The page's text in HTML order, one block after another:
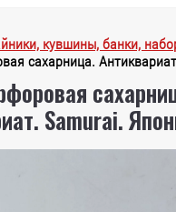
кувшины, банки,
сахарница.
Samurai.